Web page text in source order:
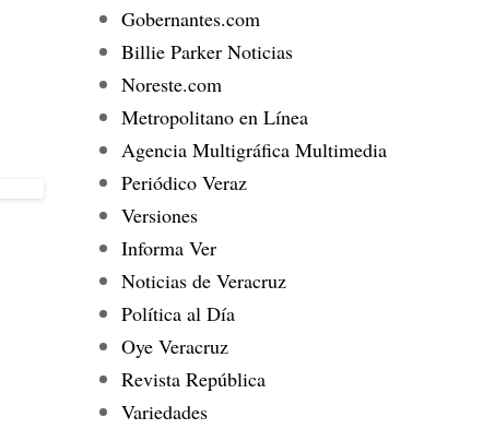
Gobernantes.com
Billie Parker Noticias
Noreste.com
Metropolitano en Línea
Agencia Multigráfica Multimedia
Periódico Veraz
Versiones
Informa Ver
Noticias de Veracruz
Política al Día
Oye Veracruz
Revista República
Variedades